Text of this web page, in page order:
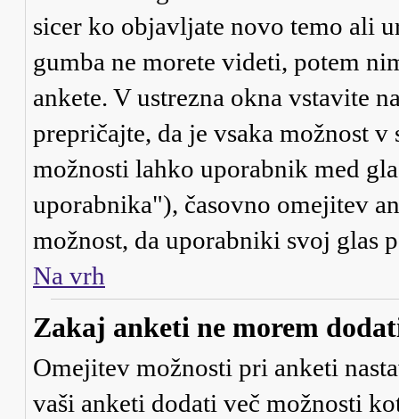
sicer ko objavljate novo temo ali
gumba ne morete videti, potem
ankete. V ustrezna okna vstavite
prepričajte, da je vsaka možnost
možnosti lahko uporabnik med
uporabnika"), časovno omejitev
možnost, da uporabniki svoj glas
Na vrh
Zakaj anketi ne morem
Omejitev možnosti pri anketi
vaši anketi dodati več možnosti